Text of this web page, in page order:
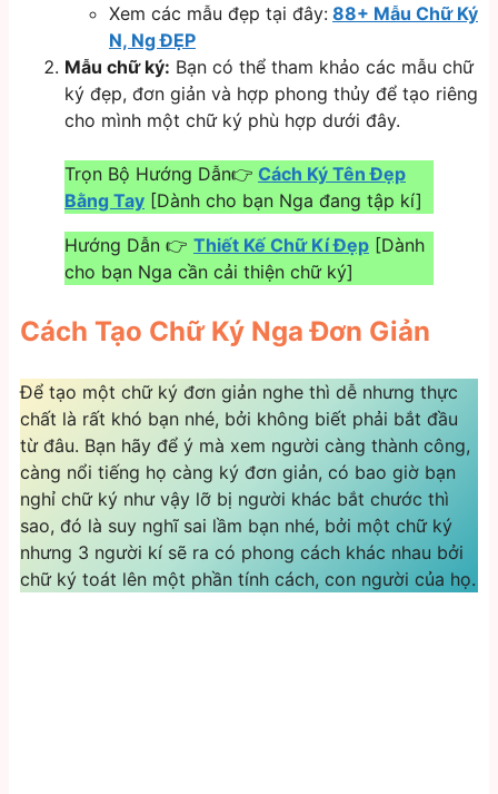
Xem các mẫu đẹp tại đây: 88+ Mẫu Chữ Ký
N, Ng ĐẸP
Mẫu chữ ký: Bạn có thể tham khảo các mẫu chữ
ký đẹp, đơn giản và hợp phong thủy để tạo riêng
cho mình một chữ ký phù hợp dưới đây.
Trọn Bộ Hướng Dẫn👉 Cách Ký Tên Đẹp
Bằng Tay [Dành cho bạn Nga đang tập kí]
Hướng Dẫn 👉 Thiết Kế Chữ Kí Đẹp [Dành
cho bạn Nga cần cải thiện chữ ký]
Cách Tạo Chữ Ký Nga Đơn Giản
Để tạo một chữ ký đơn giản nghe thì dễ nhưng thực
chất là rất khó bạn nhé, bởi không biết phải bắt đầu
từ đâu. Bạn hãy để ý mà xem người càng thành công,
càng nổi tiếng họ càng ký đơn giản, có bao giờ bạn
nghỉ chữ ký như vậy lỡ bị người khác bắt chước thì
sao, đó là suy nghĩ sai lầm bạn nhé, bởi một chữ ký
nhưng 3 người kí sẽ ra có phong cách khác nhau bởi
chữ ký toát lên một phần tính cách, con người của họ.